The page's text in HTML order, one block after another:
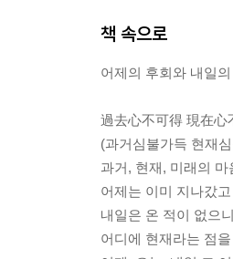
책 속으로
어제의 후회와 내일
過去心不可得 現在心
(과거심불가득 현재
과거, 현재, 미래의
어제는 이미 지나갔고
내일은 온 적이 없으니
어디에 현재라는 점